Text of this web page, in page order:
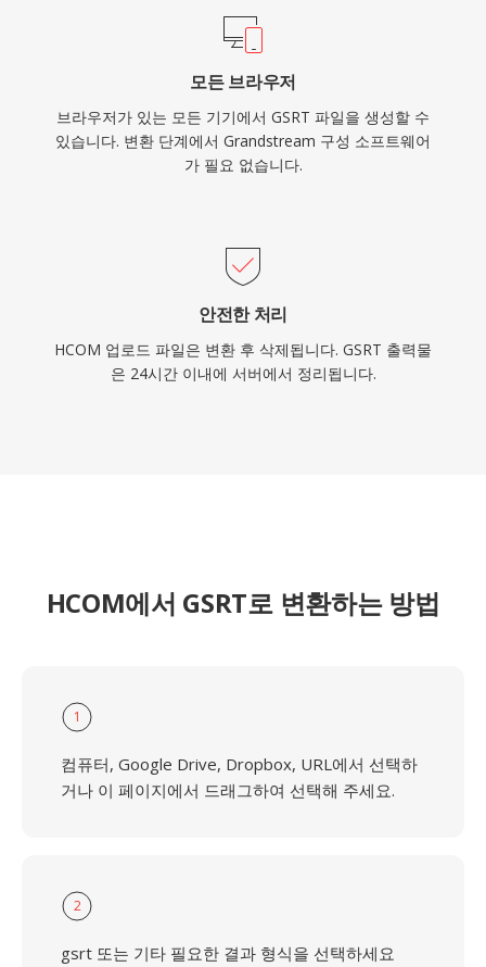
모든 브라우저
브라우저가 있는 모든 기기에서 GSRT 파일을 생성할 수
있습니다. 변환 단계에서 Grandstream 구성 소프트웨어
가 필요 없습니다.
안전한 처리
HCOM 업로드 파일은 변환 후 삭제됩니다. GSRT 출력물
은 24시간 이내에 서버에서 정리됩니다.
HCOM에서 GSRT로 변환하는 방법
1
컴퓨터, Google Drive, Dropbox, URL에서 선택하
거나 이 페이지에서 드래그하여 선택해 주세요.
2
gsrt 또는 기타 필요한 결과 형식을 선택하세요